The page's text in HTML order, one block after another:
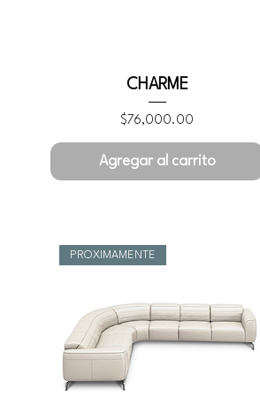
CHARME
Precio
$76,000.00
Agregar al carrito
PROXIMAMENTE